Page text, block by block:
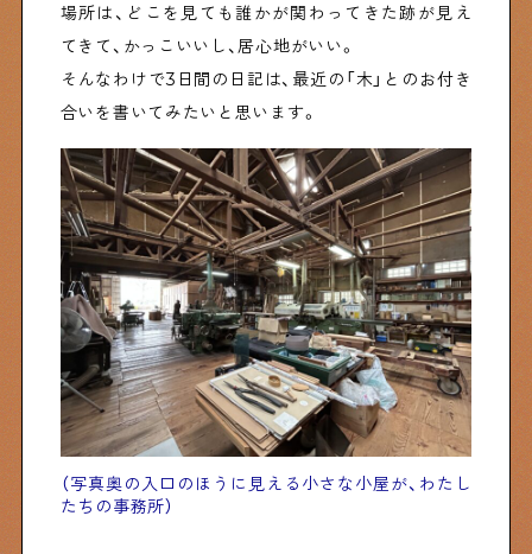
下町マップ
下町カレンダー
下町START UP
Stay Home
下町寫眞
場所は、どこを見ても誰かが関わってきた跡が見え
てきて、かっこいいし、居心地がいい。
そんなわけで3日間の日記は、最近の「木」とのお付き
合いを書いてみたいと思います。
（写真奥の入口のほうに見える小さな小屋が、わたし
たちの事務所）